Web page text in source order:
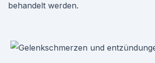
behandelt werden.